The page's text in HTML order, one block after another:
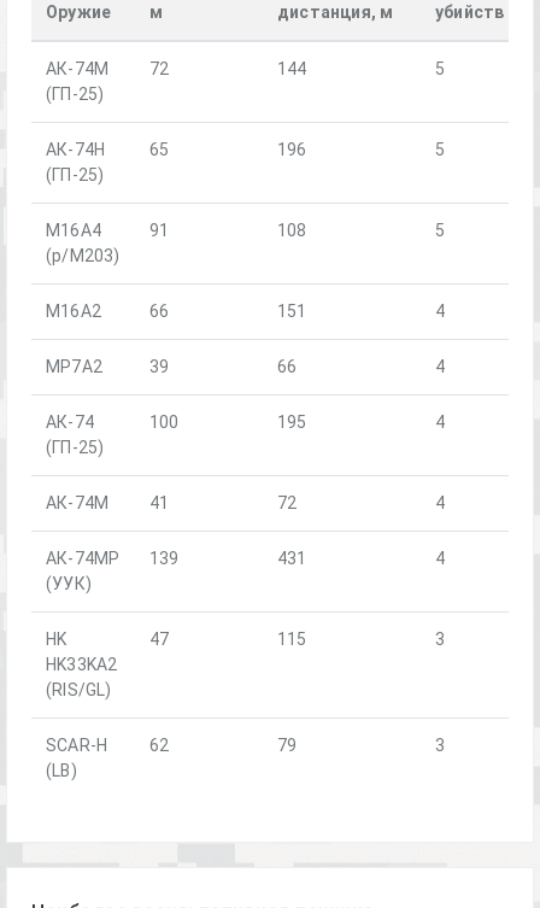
Оружие
м
дистанция, м
убийств
АК-74М
(ГП-25)
72 144 5
АК-74Н
(ГП-25)
65 196 5
М16А4
(р/М203)
91 108 5
M16A2 66 151 4
MP7A2 39 66 4
АК-74
(ГП-25)
100 195 4
АК-74М 41 72 4
АК-74МР
(УУК)
139 431 4
HK
HK33KA2
(RIS/GL)
47 115 3
SCAR-H
(LB)
62 79 3